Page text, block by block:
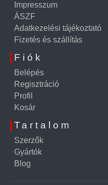
Impresszum
ÁSZF
Adatkezelési tájékoztató
Fizetés és szállítás
Fiók
Belépés
Regisztráció
Profil
Kosár
Tartalom
Szerzők
Gyártók
Blog